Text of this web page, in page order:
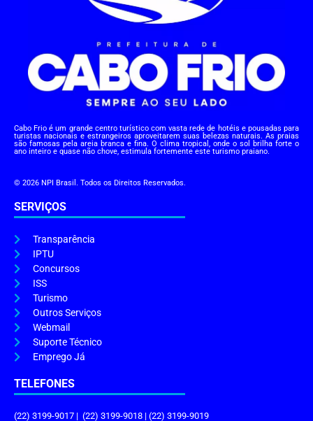
Cabo Frio é um grande centro turístico com vasta rede de hotéis e pousadas para
turistas nacionais e estrangeiros aproveitarem suas belezas naturais. As praias
são famosas pela areia branca e fina. O clima tropical, onde o sol brilha forte o
ano inteiro e quase não chove, estimula fortemente este turismo praiano.
© 2026 NPI Brasil. Todos os Direitos Reservados.
SERVIÇOS
Transparência
IPTU
Concursos
ISS
Turismo
Outros Serviços
Webmail
Suporte Técnico
Emprego Já
TELEFONES
(22) 3199-9017 | (22) 3199-9018 | (22) 3199-9019